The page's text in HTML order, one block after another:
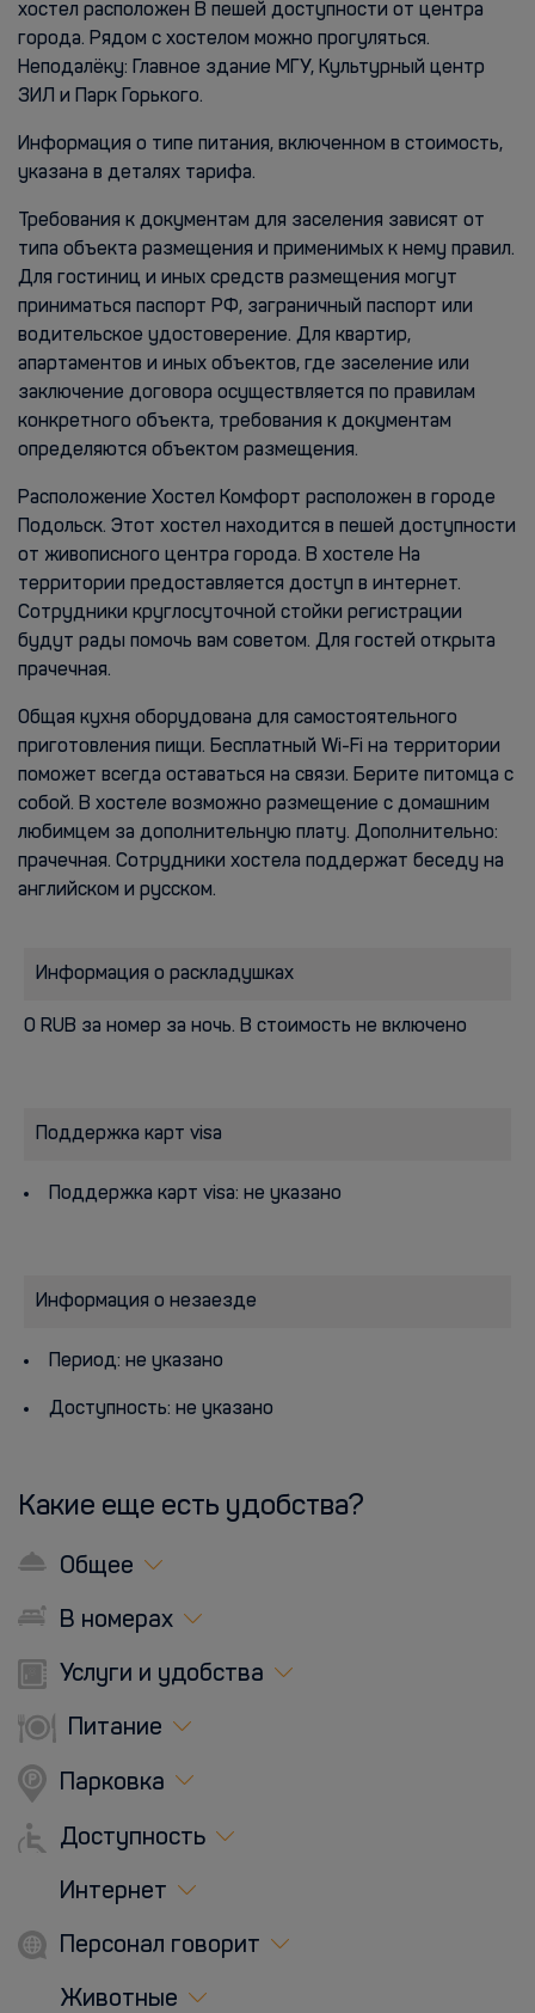
хостел расположен В пешей доступности от центра
города. Рядом с хостелом можно прогуляться.
Неподалёку: Главное здание МГУ, Культурный центр
ЗИЛ и Парк Горького.
Информация о типе питания, включенном в стоимость,
указана в деталях тарифа.
Требования к документам для заселения зависят от
типа объекта размещения и применимых к нему правил.
Для гостиниц и иных средств размещения могут
приниматься паспорт РФ, заграничный паспорт или
водительское удостоверение. Для квартир,
апартаментов и иных объектов, где заселение или
заключение договора осуществляется по правилам
конкретного объекта, требования к документам
определяются объектом размещения.
Расположение Хостел Комфорт расположен в городе
Подольск. Этот хостел находится в пешей доступности
от живописного центра города. В хостеле На
территории предоставляется доступ в интернет.
Сотрудники круглосуточной стойки регистрации
будут рады помочь вам советом. Для гостей открыта
прачечная.
Общая кухня оборудована для самостоятельного
приготовления пищи. Бесплатный Wi-Fi на территории
поможет всегда оставаться на связи. Берите питомца с
собой. В хостеле возможно размещение с домашним
любимцем за дополнительную плату. Дополнительно:
прачечная. Сотрудники хостела поддержат беседу на
английском и русском.
Информация о раскладушках
0 RUB за номер за ночь. В стоимость не включено
Поддержка карт visa
Поддержка карт visa: не указано
Информация о незаезде
Период: не указано
Доступность: не указано
Какие еще есть удобства?
Общее
В номерах
Услуги и удобства
Питание
Парковка
Доступность
Интернет
Персонал говорит
Животные